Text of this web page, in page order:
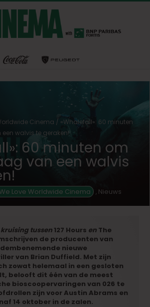
Cinema / «Whalefall»: 60 minuten
walvis te geraken!
60 minuten om
van een walvis
Love Worldwide Cinema , Nieuws
tussen 127 Hours en The
de producenten van
nieuwe
van Brian Duffield. Met zijn
zowat helemaal in een gesloten
belooft dit één van de meest
bioscoopervaringen van 026 te
zijn voor Austin Abrams en
14 oktober in de zalen.